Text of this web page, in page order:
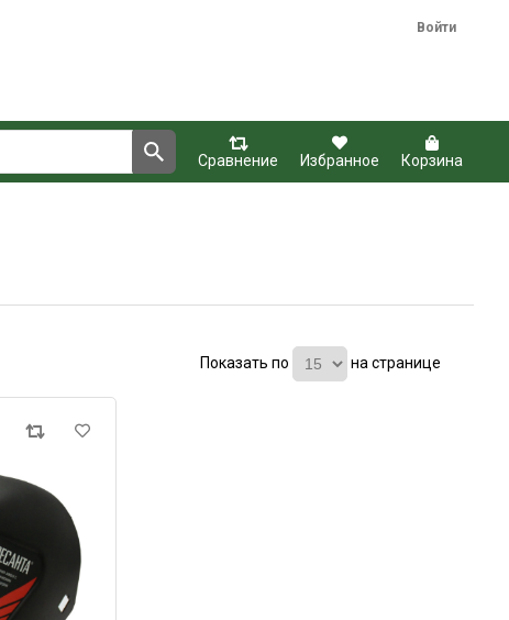
Войти
Сравнение Избранное Корзина
Показать по на странице